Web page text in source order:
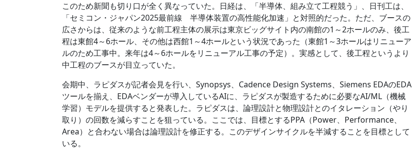
このため新聞も切り口が全く異なっていた。日経は、「半導体、組み立て工程競う」、日刊工は、
「セミコン・ジャパン2025最前線 半導体装置の高性能化加速」と対照的だった。ただ、ブースの
広さからは、従来のような前工程主体の展示は東京ビッグサイト内の南館の1～2ホールのみ、後工
程は東館4～6ホール、その他は西館1～4ホールという状況であった（東館1～3ホールはリニューア
ルのため工事中。来年は4～6ホールをリニューアル工事の予定）。実感として、後工程というより
中工程のブースが目立っていた。
会期中、ラピダスが記者会見を行い、Synopsys、Cadence Design Systems、Siemens EDAのEDA
ツールを揃え、EDAベンダーが導入しているAIに、ラピダスが製造するために必要なAI/ML（機械
学習）モデルを提供すると発表した。ラピダスは、論理設計と物理設計とのイタレーション（やり
取り）の回数を減らすことを狙っている。ここでは、目標とするPPA（Power、Performance、
Area）と合わない場合は論理設計を修正する。このデザインサイクルを半減することを目標として
いる。